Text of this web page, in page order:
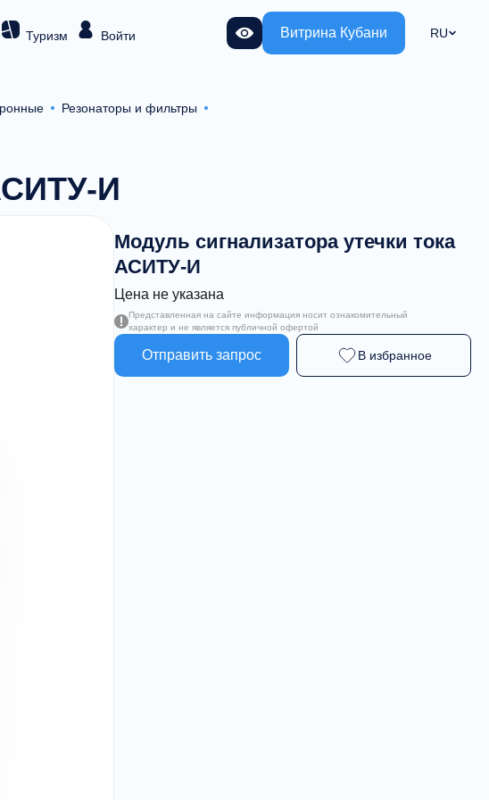
Туризм Войти Витрина Кубани RU
Резонаторы и фильтры
И
Модуль сигнализатора утечки тока
АСИТУ-И
Цена не указана
Представленная на сайте информация носит ознакомительный
характер и не является публичной офертой
Отправить запрос В избранное